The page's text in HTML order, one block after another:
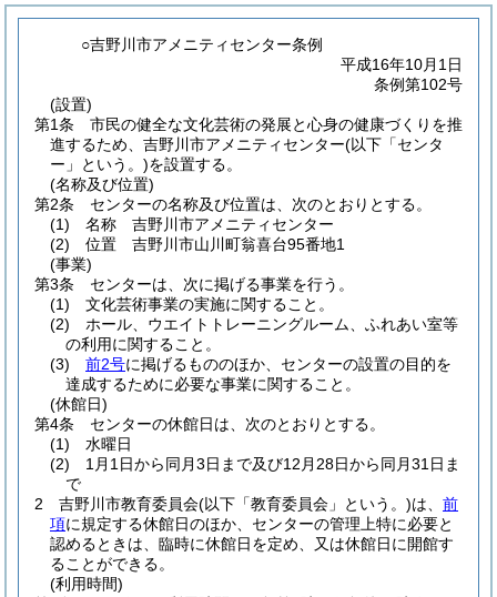
○吉野川市アメニティセンター条例
平成16年10月1日
条例第102号
(設置)
第1条
市民の健全な文化芸術の発展と心身の健康づくりを推
進するため、吉野川市アメニティセンター(以下「センタ
ー」という。)を設置する。
(名称及び位置)
第2条
センターの名称及び位置は、次のとおりとする。
(1)
名称 吉野川市アメニティセンター
(2)
位置 吉野川市山川町翁喜台95番地1
(事業)
第3条
センターは、次に掲げる事業を行う。
(1)
文化芸術事業の実施に関すること。
(2)
ホール、ウエイトトレーニングルーム、ふれあい室等
の利用に関すること。
(3)
前2号に掲げるもののほか、センターの設置の目的を
達成するために必要な事業に関すること。
(休館日)
第4条
センターの休館日は、次のとおりとする。
(1)
水曜日
(2)
1月1日から同月3日まで及び12月28日から同月31日ま
で
2
吉野川市教育委員会(以下「教育委員会」という。)は、 前
項に規定する休館日のほか、センターの管理上特に必要と
認めるときは、臨時に休館日を定め、又は休館日に開館す
ることができる。
(利用時間)